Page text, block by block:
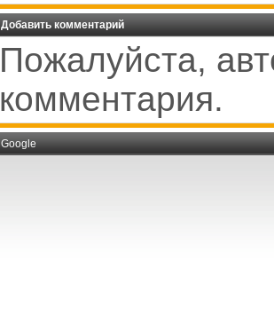
Добавить комментарий
Пожалуйста,
комментария.
Google